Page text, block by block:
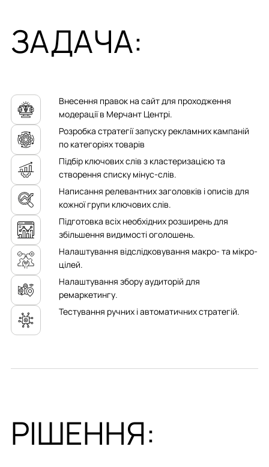
ЗАДАЧА:
Внесення правок на сайт для проходження
модерації в Мерчант Центрі.
Розробка стратегії запуску рекламних кампаній
по категоріях товарів
Підбір ключових слів з кластеризацією та
створення списку мінус-слів.
Написання релевантних заголовків і описів для
кожної групи ключових слів.
Підготовка всіх необхідних розширень для
збільшення видимості оголошень.
Налаштування відслідковування макро- та мікро-
цілей.
Налаштування збору аудиторій для
ремаркетингу.
Тестування ручних і автоматичних стратегій.
РІШЕННЯ: